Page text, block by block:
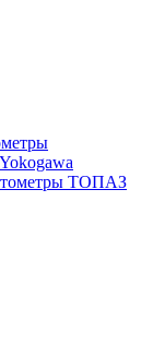
ТОПАЗ